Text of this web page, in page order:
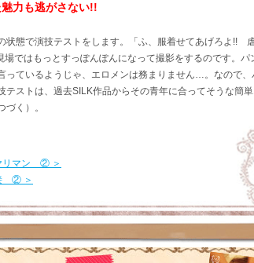
魅力も逃がさない!!
状態で演技テストをします。「ふ、服着せてあげろよ!!
ではもっとすっぽんぽんになって撮影をするのです。パ
っているようじゃ、エロメンは務まりません…。なので、
テストは、過去SILK作品からその青年に合ってそうな簡
づく）。
リマン ② ＞
② ＞